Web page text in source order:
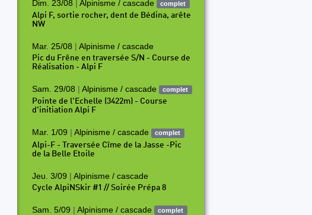
Dim. 23/08 | Alpinisme / cascade complet
Alpi F, sortie rocher, dent de Bédina, arête
NW
Mar. 25/08 | Alpinisme / cascade
Pic du Frêne en traversée S/N - Course de
Réalisation - Alpi F
Sam. 29/08 | Alpinisme / cascade complet
Pointe de l'Echelle (3422m) - Course
d'initiation Alpi F
Mar. 1/09 | Alpinisme / cascade complet
Alpi-F - Traversée Cîme de la Jasse -Pic
de la Belle Etoile
Jeu. 3/09 | Alpinisme / cascade
Cycle AlpiNSkir #1 // Soirée Prépa 8
Sam. 5/09 | Alpinisme / cascade complet